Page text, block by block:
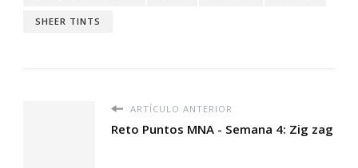
SHEER TINTS
ARTÍCULO ANTERIOR
Reto Puntos MNA - Semana 4: Zig zag